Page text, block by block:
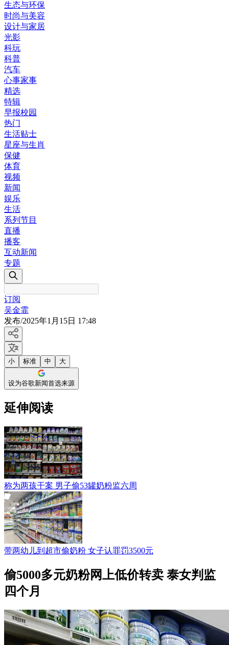
生态与环保
时尚与美容
设计与家居
光影
科玩
科普
汽车
心事家事
精选
特辑
早报校园
热门
生活贴士
星座与生肖
保健
体育
视频
新闻
娱乐
生活
系列节目
直播
播客
互动新闻
专题
订阅
吴金霏
发布/2025年1月15日 17:48
小 标准 中 大
设为谷歌新闻首选来源
延伸阅读
称为两孩干案 男子偷53罐奶粉监六周
带两幼儿到超市偷奶粉 女子认罪罚3500元
偷5000多元奶粉网上低价转卖 泰女判监
四个月